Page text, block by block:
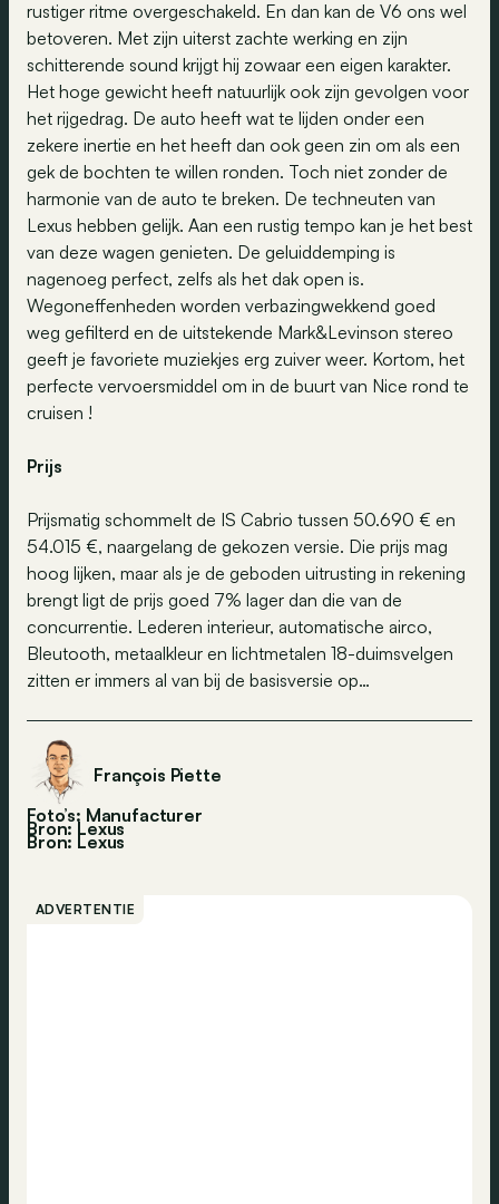
rustiger ritme overgeschakeld. En dan kan de V6 ons wel
betoveren. Met zijn uiterst zachte werking en zijn
schitterende sound krijgt hij zowaar een eigen karakter.
Het hoge gewicht heeft natuurlijk ook zijn gevolgen voor
het rijgedrag. De auto heeft wat te lijden onder een
zekere inertie en het heeft dan ook geen zin om als een
gek de bochten te willen ronden. Toch niet zonder de
harmonie van de auto te breken. De techneuten van
Lexus hebben gelijk. Aan een rustig tempo kan je het best
van deze wagen genieten. De geluiddemping is
nagenoeg perfect, zelfs als het dak open is.
Wegoneffenheden worden verbazingwekkend goed
weg gefilterd en de uitstekende Mark&Levinson stereo
geeft je favoriete muziekjes erg zuiver weer. Kortom, het
perfecte vervoersmiddel om in de buurt van Nice rond te
cruisen !
Prijs
Prijsmatig schommelt de IS Cabrio tussen 50.690 € en
54.015 €, naargelang de gekozen versie. Die prijs mag
hoog lijken, maar als je de geboden uitrusting in rekening
brengt ligt de prijs goed 7% lager dan die van de
concurrentie. Lederen interieur, automatische airco,
Bleutooth, metaalkleur en lichtmetalen 18-duimsvelgen
zitten er immers al van bij de basisversie op…
François Piette
Foto’s: Manufacturer
Bron: Lexus
Bron: Lexus
ADVERTENTIE